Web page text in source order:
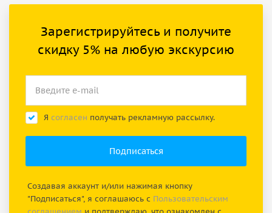
Зарегистрируйтесь и получите
скидку 5% на любую экскурсию
Я согласен получать рекламную рассылку.
Создавая аккаунт и/или нажимая кнопку
"Подписаться", я соглашаюсь с Пользовательским